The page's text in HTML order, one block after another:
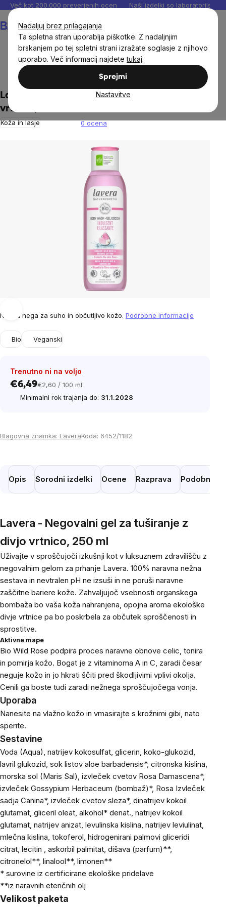
Nadaljuj brez prilagajanja
Ta spletna stran uporablja piškotke. Z nadaljnjim
brskanjem po tej spletni strani izražate soglasje z njihovo
uporabo. Več informacij najdetetukaj.
Sprejmi
Nastavitve
Preskoči
vsebino
Več kot 200.000 preverjenih ocen Naši izdelki so laboratorijsko
Nega telesa
Lavera - Negovalni gel za tuširanje z divjo
vrtnico, 250 ml
Koža in lasje 0 ocena
Nežna nega za suho in občutljivo kožo. Podrobne informacije
Bio Veganski
Trenutno ni na voljo
€6,49Cena
na
€2,60 / 100 ml
Minimalni rok trajanja do: 31.1.2028
Blagovna znamka: LaveraKoda: 6452/1182
Opis Sorodni izdelki Ocene Razprava Podobni
Lavera - Negovalni gel za tuširanje z
divjo vrtnico, 250 ml
Uživajte v sproščujoči izkušnji kot v luksuznem zdravilišču z
negovalnim gelom za prhanje Lavera. 100% naravna nežna
sestava in nevtralen pH ne izsuši in ne poruši naravne
zaščitne bariere kože. Zahvaljujoč vsebnosti organskega
bombaža bo vaša koža nahranjena, opojna aroma ekološke
divje vrtnice pa bo poskrbela za občutek sproščenosti in
sprostitve.
Aktivne mape
Bio Wild Rose podpira proces naravne obnove celic, tonira
in pomirja kožo. Bogat je z vitaminoma A in C, zaradi česar
neguje kožo in jo hkrati ščiti pred škodljivimi vplivi okolja.
Cenili ga boste tudi zaradi nežnega sproščujočega vonja.
Uporaba
Nanesite na vlažno kožo in vmasirajte s krožnimi gibi, nato
sperite.
Sestavine
Voda (Aqua), natrijev kokosulfat, glicerin, koko-glukozid,
lavril glukozid, sok listov aloe barbadensis*, citronska kislina,
morska sol (Maris Sal), izvleček cvetov Rosa Damascena*,
izvleček Gossypium Herbaceum (bombaž)*, Rosa Izvleček
sadja Canina*, izvleček cvetov sleza*, dinatrijev kokoil
glutamat, gliceril oleat, alkohol* denat., natrijev kokoil
glutamat, natrijev anizat, levulinska kislina, natrijev leviulinat,
mlečna kislina, tokoferol, hidrogenirani palmovi gliceridi
citrat, lecitin , askorbil palmitat, dišava (parfum)**,
citronelol**, linalool**, limonen**
* surovine iz certificirane ekološke pridelave
**iz naravnih eteričnih olj
Velikost paketa